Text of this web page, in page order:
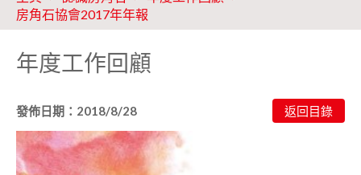
房角石協會2017年年報
年度工作回顧
發佈日期：2018/8/28